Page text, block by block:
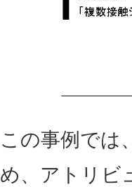
この事例では
め、アトリビ